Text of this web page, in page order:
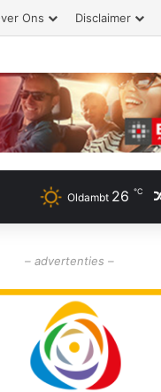
Ons Disclaimer
Oldambt 26 ℃
–